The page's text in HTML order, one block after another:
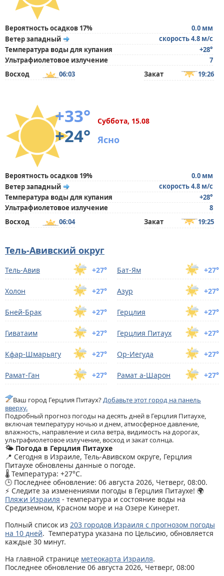
Вероятность осадков 17%
0.0 мм
Ветер западный
скорость 4.8 м/с
Температура воды для купания
+28°
Ультрафиолетовое излучение
7
Восход
06:03 Закат 19:26
+33°
+24°
Суббота, 15.08
Ясно
Вероятность осадков 19%
0.0 мм
Ветер западный
скорость 4.8 м/с
Температура воды для купания
+28°
Ультрафиолетовое излучение
8
Восход
06:04 Закат 19:25
Тель-Авивский округ
+27°
Тель-Авив +27°
Бат-Ям
+27°
Холон +27°
Азур
+27°
Бней-Брак +27°
Герцлия
+27°
Гиватаим +27°
Герцлия Питаух
+27°
Кфар-Шмарьягу +27°
Ор-Иегуда
+27°
Рамат-Ган +27°
Рамат а-Шарон
Ваш город Герцлия Питаух?Добавьте этот город на панель
вверху.
Подробный прогноз погоды на десять дней в Герцлия Питаухе,
включая температуру ночью и днем, атмосферное давление,
влажность, направление и сила ветра, видимость на дорогах,
ультрафиолетовое излучение, восход и закат солнца.
🌤️ Погода в Герцлия Питаухе
📍 Сегодня в Израиле, Тель-Авивском округе, Герцлия
Питаухе обновлены данные о погоде.
🌡️ Температура: +27°C.
🕒 Последнее обновление: 06 августа 2026, Четверг, 08:00.
⚡ Следите за изменениями погоды в Герцлия Питаухе! 🌍
Пляжи Израиля - температура и состояние воды на
Средиземном, Красном море и на Озере Кинерет.
Полный список из 203 городов Израиля с прогнозом погоды
на 10 дней. Температура указана по Цельсию, обновляется
каждые 30 минут.
На главной странице метеокарта Израиля.
Последнее обновление 06 августа 2026, Четверг, 08:00